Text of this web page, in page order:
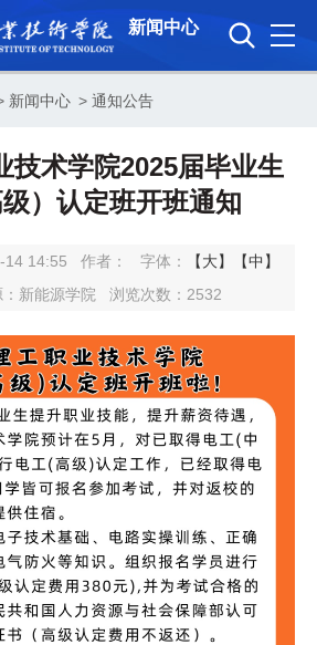
新闻中心
新闻中心 > 通知公告
技术学院2025届毕业生
）认定班开班通知
14 14:55 作者： 字体： 【大】
【中】
：新能源学院 浏览次数： 2532